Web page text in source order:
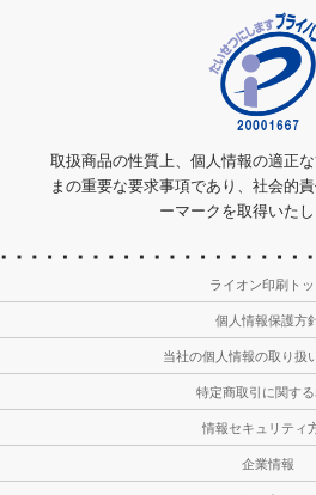
取扱商品の性質上、個人情報の適正
まの重要な要求事項であり、社会的
ーマークを取得いたし
ライオン印刷ト
個人情報保護方
当社の個人情報の取り扱
特定商取引に関す
情報セキュリティ
企業情報